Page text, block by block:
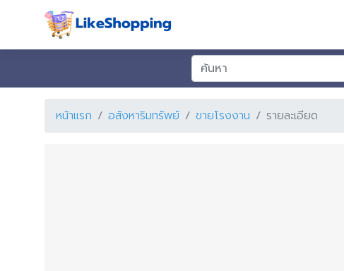
หน้าแรก อสังหาริมทรัพย์ ขายโรงงาน รายละเอียด